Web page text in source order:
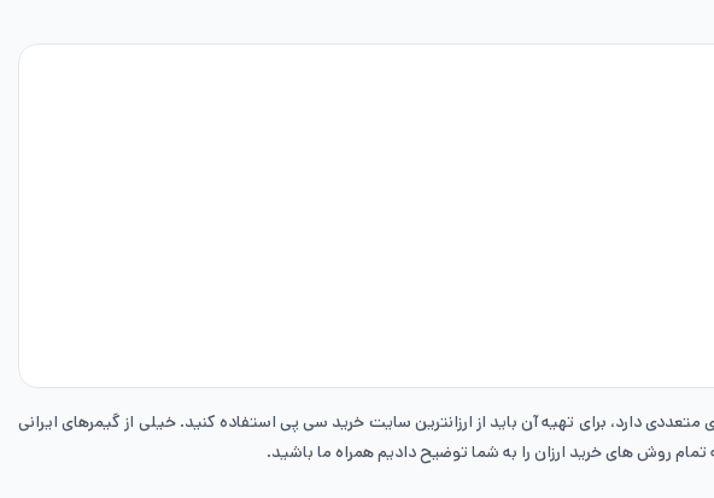
متعددی دارد، برای تهیه آن باید از ارزانترین سایت خرید سی پی استفاده کنید. خیلی از گیمرهای ایرانی
روش های خرید ارزان را به شما توضیح دادیم همراه ما باشید.